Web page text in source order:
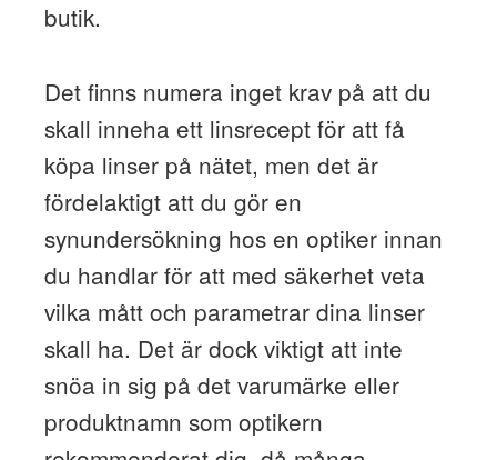
butik.
Det finns numera inget krav på att du
skall inneha ett linsrecept för att få
köpa linser på nätet, men det är
fördelaktigt att du gör en
synundersökning hos en optiker innan
du handlar för att med säkerhet veta
vilka mått och parametrar dina linser
skall ha. Det är dock viktigt att inte
snöa in sig på det varumärke eller
produktnamn som optikern